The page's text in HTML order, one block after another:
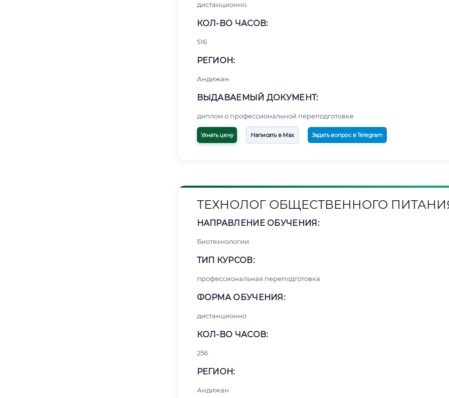
дистанционно
КОЛ-ВО ЧАСОВ:
516
РЕГИОН:
Андижан
ВЫДАВАЕМЫЙ ДОКУМЕНТ:
диплом о профессиональной переподготовке
Узнать цену Написать в Max Задать вопрос в Telegram
ТЕХНОЛОГ ОБЩЕСТВЕННОГО
НАПРАВЛЕНИЕ ОБУЧЕНИЯ:
Биотехнологии
ТИП КУРСОВ:
профессиональная переподготовка
ФОРМА ОБУЧЕНИЯ:
дистанционно
КОЛ-ВО ЧАСОВ:
256
РЕГИОН:
Андижан